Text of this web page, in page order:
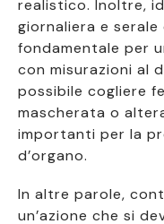
realistico. Inoltre,
giornaliera e serale
fondamentale per
con misurazioni al
possibile cogliere
mascherata o
importanti per la
d’organo.
In altre parole,
un’azione che si